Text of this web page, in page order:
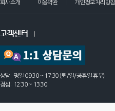
회사소개 이용약관 개인정보처리방침
고객센터
상담 : 평일 09:30 ~ 17:30 (토/일/공휴일 휴무)
점심 : 12:30 ~ 13:30